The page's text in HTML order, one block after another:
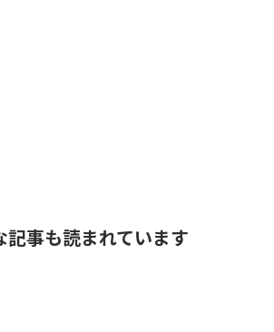
記事も読まれています